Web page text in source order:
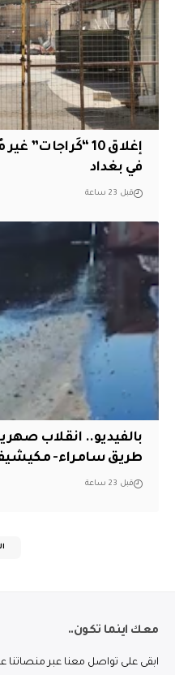
إغلاق 10
في بغداد
قبل 23 ساعة
بالفيديو.. انقلاب
طريق سامراء-
قبل 23 ساعة
معك اينما تكون..
ابقى على تواصل معنا عبر منصاتنا